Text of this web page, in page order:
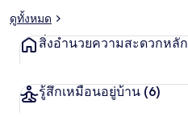
ดูทั้งหมด
สิ่งอำนวยความสะดวกหลัก
รู้สึกเหมือนอยู่บ้าน (6)